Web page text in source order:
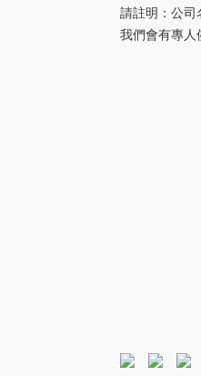
請註明 ： 公司
我們會有專人